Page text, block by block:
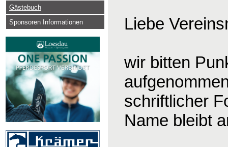
Gästebuch
Sponsoren Informationen
Liebe
wir bitten
schriftlicher
Name bleibt